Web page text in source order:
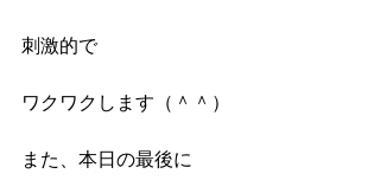
刺激的で
ワクワクします（＾＾）
また、本日の最後に